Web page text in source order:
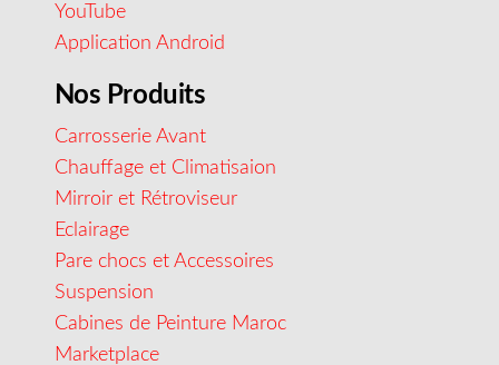
YouTube
Application Android
Nos Produits
Carrosserie Avant
Chauffage et Climatisaion
Mirroir et Rétroviseur
Eclairage
Pare chocs et Accessoires
Suspension
Cabines de Peinture Maroc
Marketplace